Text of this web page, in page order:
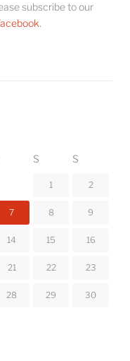
subscribe to our
.
S S
1 2
7 8 9
14 15 16
21 22 23
28 29 30